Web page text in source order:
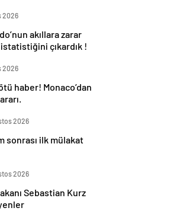
2026
akıllara zarar
çıkardık !
2026
haber! Monaco’dan
2026
sonrası ilk mülakat
2026
Sebastian Kurz